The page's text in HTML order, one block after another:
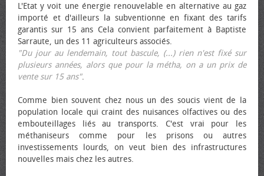
L'Etat y voit une énergie renouvelable en alternative au gaz
importé et d'ailleurs la subventionne en fixant des tarifs
garantis sur 15 ans Cela convient parfaitement à Baptiste
Sarraute, un des 11 agriculteurs associés.
"Du jour au lendemain, tout bascule, (...) rien n'est fixé sur
plusieurs années, alors que pour la métha, on a un prix de
vente sur 15 ans".
Comme bien souvent chez nous un des soucis vient de la
population locale qui craint des nuisances olfactives ou des
embouteillages liés au transports. C'est vrai pour les
méthaniseurs comme pour les prisons ou autres
investissements lourds, on veut bien des infrastructures
nouvelles mais chez les autres.